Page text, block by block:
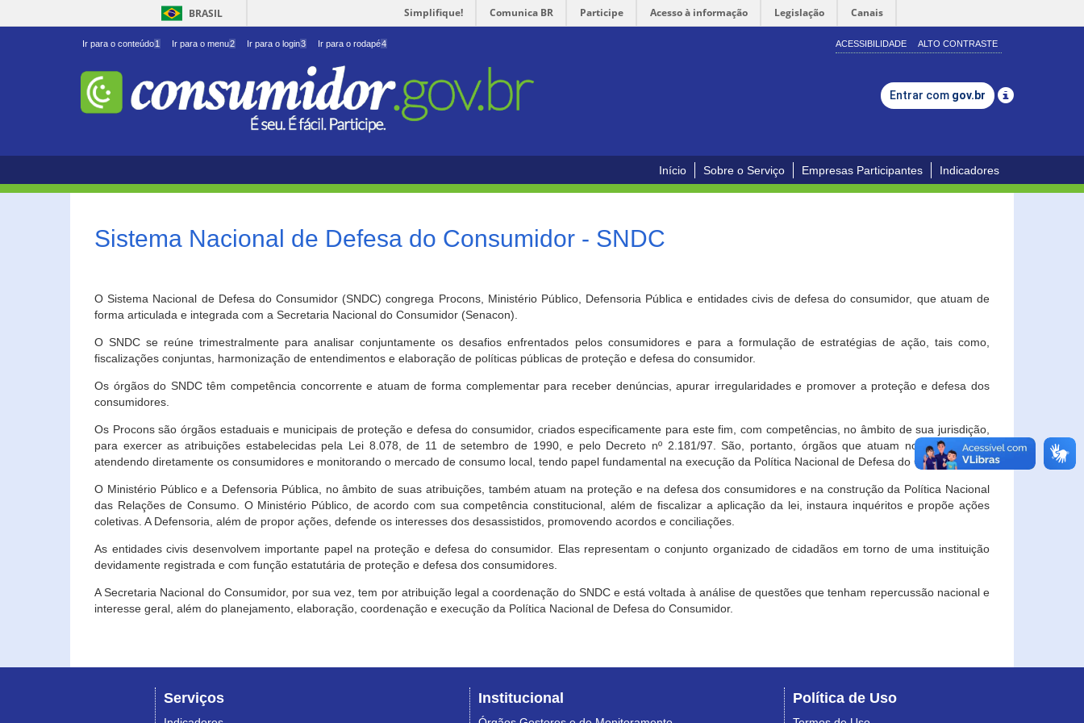
BRASIL Simplifique! Comunica BR Participe Acesso à informação Legislação Canais
Ir para o conteúdo1 Ir para o menu2 Ir para o login3 Ir para o rodapé4 ACESSIBILIDADE ALTO CONTRASTE
Entrar com gov.br
Início Sobre o Serviço Empresas Participantes Indicadores
Sistema Nacional de Defesa do Consumidor - SNDC
O Sistema Nacional de Defesa do Consumidor (SNDC) congrega Procons, Ministério Público, Defensoria Pública e entidades civis de defesa do consumidor, que atuam de
forma articulada e integrada com a Secretaria Nacional do Consumidor (Senacon).
O SNDC se reúne trimestralmente para analisar conjuntamente os desafios enfrentados pelos consumidores e para a formulação de estratégias de ação, tais como,
fiscalizações conjuntas, harmonização de entendimentos e elaboração de políticas públicas de proteção e defesa do consumidor.
Os órgãos do SNDC têm competência concorrente e atuam de forma complementar para receber denúncias, apurar irregularidades e promover a proteção e defesa dos
consumidores.
Os Procons são órgãos estaduais e municipais de proteção e defesa do consumidor, criados especificamente para este fim, com competências, no âmbito de sua jurisdição,
para exercer as atribuições estabelecidas pela Lei 8.078, de 11 de setembro de 1990, e pelo Decreto nº 2.181/97. São, portanto, órgãos que atuam no âmbito local,
atendendo diretamente os consumidores e monitorando o mercado de consumo local, tendo papel fundamental na execução da Política Nacional de Defesa do Consumidor.
O Ministério Público e a Defensoria Pública, no âmbito de suas atribuições, também atuam na proteção e na defesa dos consumidores e na construção da Política Nacional
das Relações de Consumo. O Ministério Público, de acordo com sua competência constitucional, além de fiscalizar a aplicação da lei, instaura inquéritos e propõe ações
coletivas. A Defensoria, além de propor ações, defende os interesses dos desassistidos, promovendo acordos e conciliações.
As entidades civis desenvolvem importante papel na proteção e defesa do consumidor. Elas representam o conjunto organizado de cidadãos em torno de uma instituição
devidamente registrada e com função estatutária de proteção e defesa dos consumidores.
A Secretaria Nacional do Consumidor, por sua vez, tem por atribuição legal a coordenação do SNDC e está voltada à análise de questões que tenham repercussão nacional e
interesse geral, além do planejamento, elaboração, coordenação e execução da Política Nacional de Defesa do Consumidor.
Serviços Institucional Política de Uso